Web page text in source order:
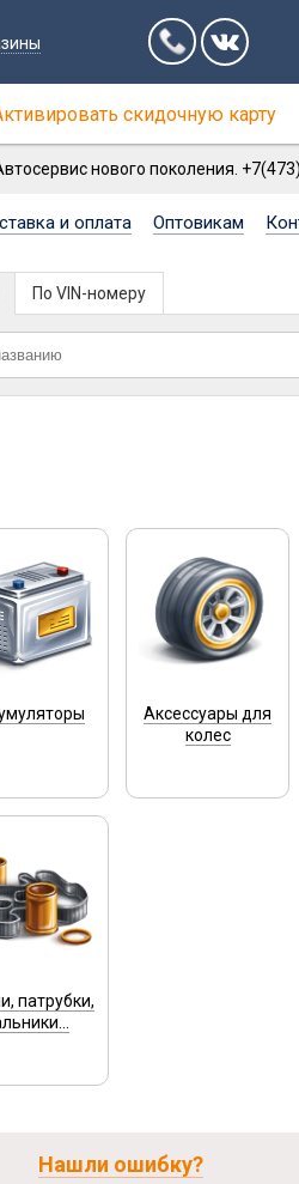
скидочную карту
нового поколения.
и оплата Оптовикам
По VIN-номеру
Аксессуары для
колес
патрубки,
Нашли ошибку?